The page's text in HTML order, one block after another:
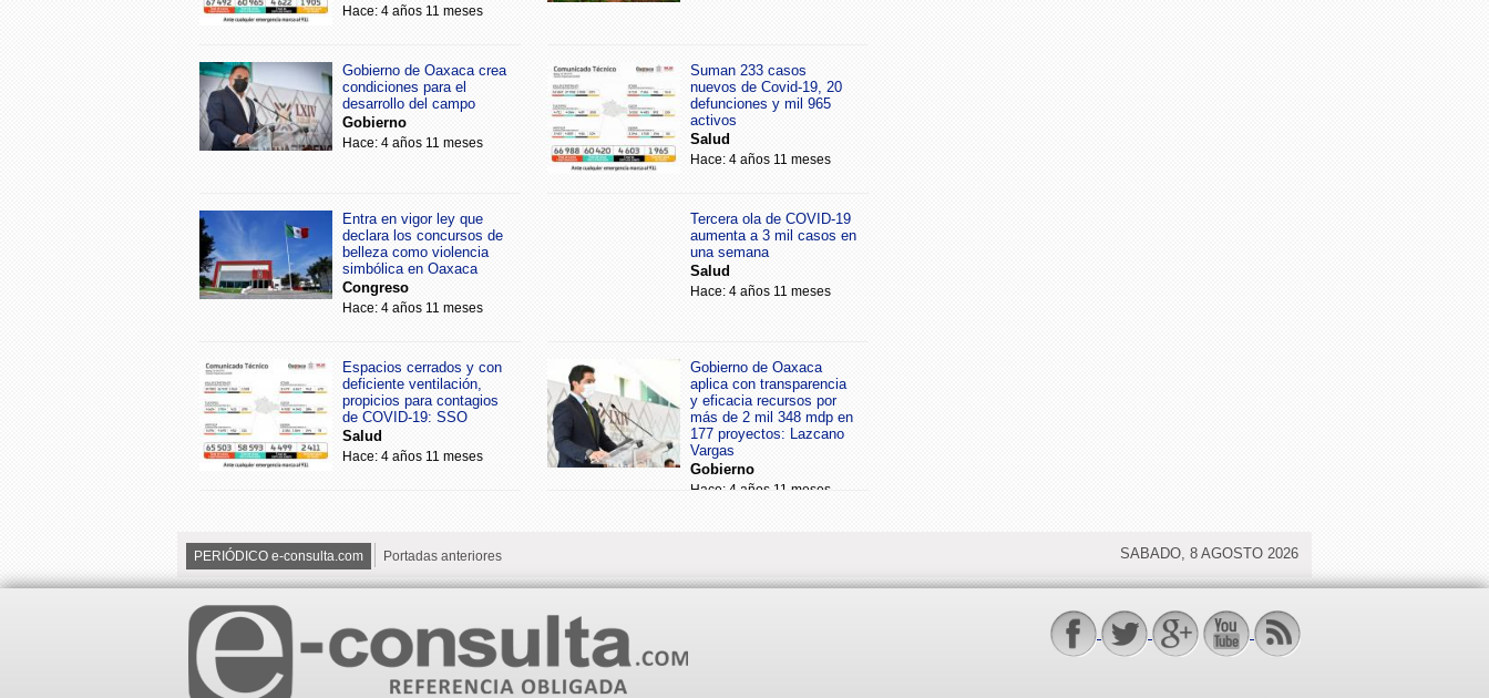
Hace: 4 años 11 meses
Gobierno de Oaxaca crea
condiciones para el
desarrollo del campo
Gobierno
Hace: 4 años 11 meses
Suman 233 casos
nuevos de Covid-19, 20
defunciones y mil 965
activos
Salud
Hace: 4 años 11 meses
Entra en vigor ley que
declara los concursos de
belleza como violencia
simbólica en Oaxaca
Congreso
Hace: 4 años 11 meses
Tercera ola de COVID-19
aumenta a 3 mil casos en
una semana
Salud
Hace: 4 años 11 meses
Espacios cerrados y con
deficiente ventilación,
propicios para contagios
de COVID-19: SSO
Salud
Hace: 4 años 11 meses
Gobierno de Oaxaca
aplica con transparencia
y eficacia recursos por
más de 2 mil 348 mdp en
177 proyectos: Lazcano
Vargas
Gobierno
Hace: 4 años 11 meses
PERIÓDICO e-consulta.com Portadas anteriores SABADO, 8 AGOSTO 2026